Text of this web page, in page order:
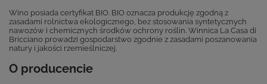
Wino posiada certyfikat BIO. BIO oznacza produkcję zgodną z
zasadami rolnictwa ekologicznego, bez stosowania syntetycznych
nawozów i chemicznych środków ochrony roślin. Winnica La Casa di
Bricciano prowadzi gospodarstwo zgodnie z zasadami poszanowania
natury i jakości rzemieślniczej.
O producencie